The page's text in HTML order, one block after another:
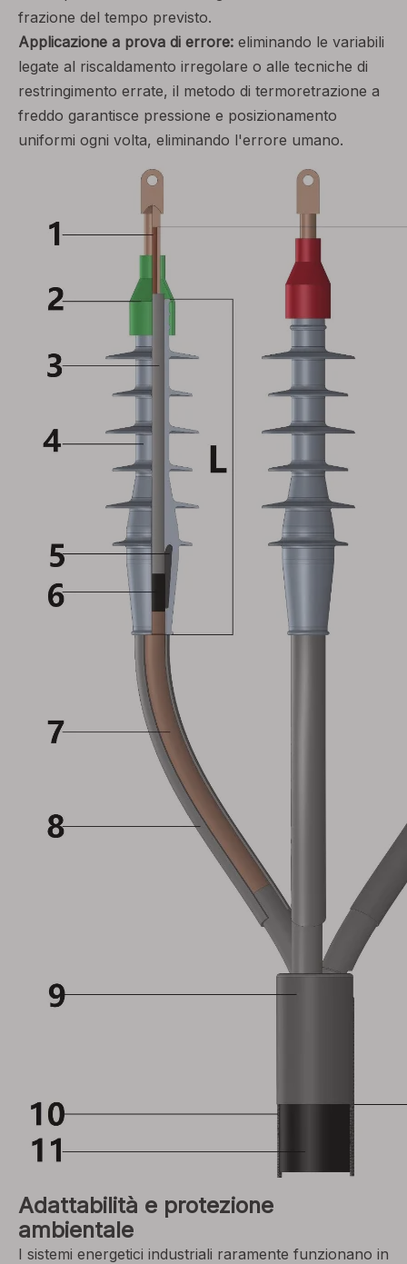
frazione del tempo previsto.
Applicazione a prova di errore: eliminando le variabili
legate al riscaldamento irregolare o alle tecniche di
restringimento errate, il metodo di termoretrazione a
freddo garantisce pressione e posizionamento
uniformi ogni volta, eliminando l'errore umano.
Adattabilità e protezione
ambientale
I sistemi energetici industriali raramente funzionano in